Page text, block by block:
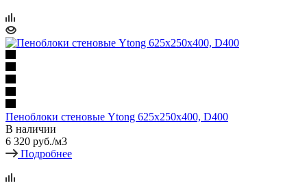
Пеноблоки стеновые Ytong 625х250х400, D400
В наличии
6 320 руб./м3
Подробнее